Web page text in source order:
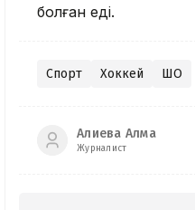
болған еді.
Спорт Хоккей ШҚО
Алиева Алма
Журналист